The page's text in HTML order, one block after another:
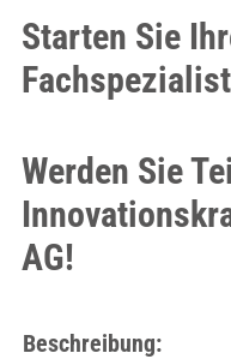
Starten Sie
Werden Sie
AG!
Beschreibung: